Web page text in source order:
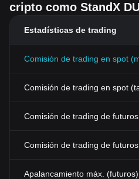
cripto como StandX
Estadísticas de trading
Comisión de trading en spot
Comisión de trading en spot
Comisión de trading de
Comisión de trading de
Apalancamiento máx. (futuros)